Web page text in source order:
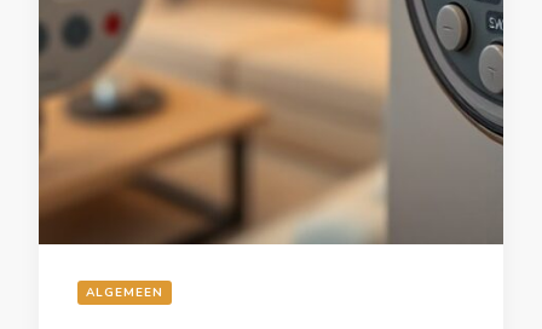
ALGEMEEN